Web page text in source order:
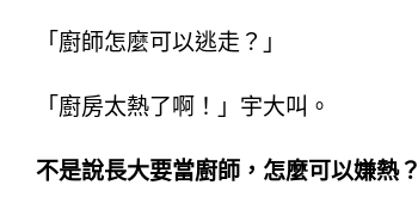
「廚師怎麼可以逃走？」
「廚房太熱了啊！」宇大叫。
不是說長大要當廚師，怎麼可以嫌熱？